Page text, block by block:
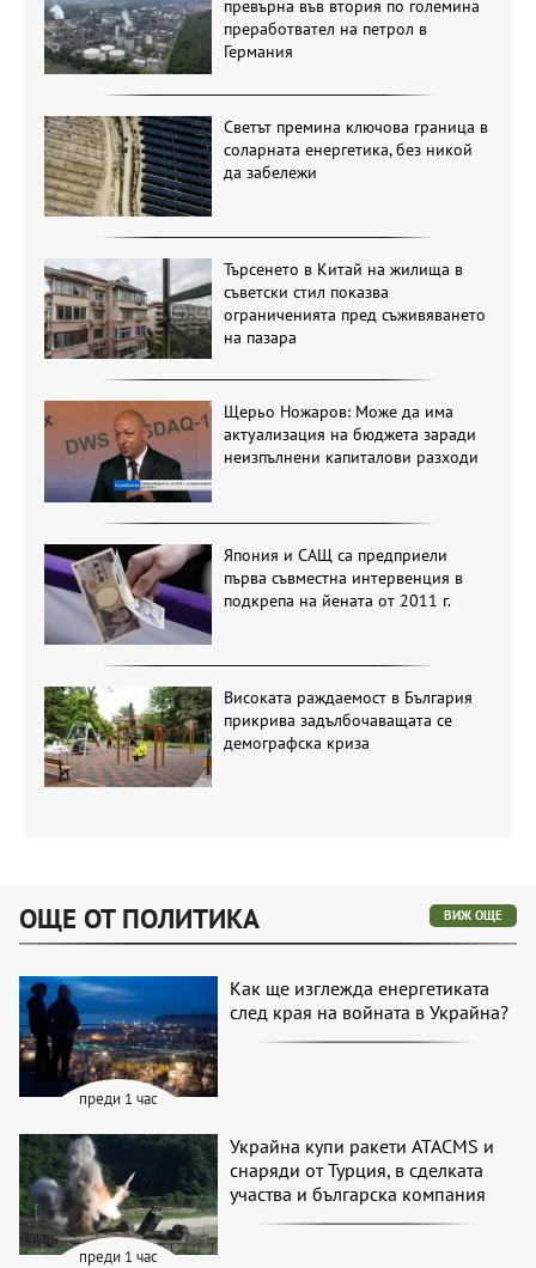
превърна във втория по големина
преработвател на петрол в
Германия
Светът премина ключова граница в
соларната енергетика, без никой
да забележи
Търсенето в Китай на жилища в
съветски стил показва
ограниченията пред съживяването
на пазара
Щерьо Ножаров: Може да има
актуализация на бюджета заради
неизпълнени капиталови разходи
Япония и САЩ са предприели
първа съвместна интервенция в
подкрепа на йената от 2011 г.
Високата раждаемост в България
прикрива задълбочаващата се
демографска криза
ОЩЕ ОТ ПОЛИТИКА ВИЖ ОЩЕ
преди 1 час
Как ще изглежда енергетиката
след края на войната в Украйна?
преди 1 час
Украйна купи ракети ATACMS и
снаряди от Турция, в сделката
участва и българска компания